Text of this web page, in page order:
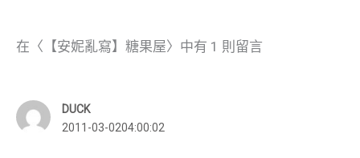
在〈【安妮亂寫】糖果屋〉中有 1 則留言
DUCK
2011-03-0204:00:02